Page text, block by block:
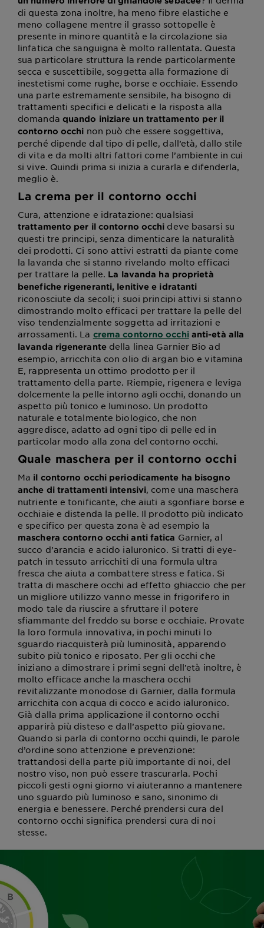
di questa zona inoltre, ha meno fibre elastiche e
meno collagene mentre il grasso sottopelle è
presente in minore quantità e la circolazione sia
linfatica che sanguigna è molto rallentata. Questa
sua particolare struttura la rende particolarmente
secca e suscettibile, soggetta alla formazione di
inestetismi come rughe, borse e occhiaie. Essendo
una parte estremamente sensibile, ha bisogno di
trattamenti specifici e delicati e la risposta alla
domanda quando iniziare un trattamento per il
contorno occhi non può che essere soggettiva,
perché dipende dal tipo di pelle, dall’età, dallo stile
di vita e da molti altri fattori come l’ambiente in cui
si vive. Quindi prima si inizia a curarla e difenderla,
meglio è.
La crema per il contorno occhi
Cura, attenzione e idratazione: qualsiasi
trattamento per il contorno occhi deve basarsi su
questi tre principi, senza dimenticare la naturalità
dei prodotti. Ci sono attivi estratti da piante come
la lavanda che si stanno rivelando molto efficaci
per trattare la pelle. La lavanda ha proprietà
benefiche rigeneranti, lenitive e idratanti
riconosciute da secoli; i suoi principi attivi si stanno
dimostrando molto efficaci per trattare la pelle del
viso tendenzialmente soggetta ad irritazioni e
arrossamenti. La crema contorno occhianti-età alla
lavanda rigenerantedella linea Garnier Bio ad
esempio, arricchita con olio di argan bio e vitamina
E, rappresenta un ottimo prodotto per il
trattamento della parte. Riempie, rigenera e leviga
dolcemente la pelle intorno agli occhi, donando un
aspetto più tonico e luminoso. Un prodotto
naturale e totalmente biologico, che non
aggredisce, adatto ad ogni tipo di pelle ed in
particolar modo alla zona del contorno occhi.
Quale maschera per il contorno occhi
Ma il contorno occhi periodicamente ha bisogno
anche di trattamenti intensivi, come una maschera
nutriente e tonificante, che aiuti a sgonfiare borse e
occhiaie e distenda la pelle. Il prodotto più indicato
e specifico per questa zona è ad esempio la
maschera contorno occhi anti fatica Garnier, al
succo d’arancia e acido ialuronico. Si tratti di eye-
patch in tessuto arricchiti di una formula ultra
fresca che aiuta a combattere stress e fatica. Si
tratta di maschere occhi ad effetto ghiaccio che per
un migliore utilizzo vanno messe in frigorifero in
modo tale da riuscire a sfruttare il potere
sfiammante del freddo su borse e occhiaie. Provate
la loro formula innovativa, in pochi minuti lo
sguardo riacquisterà più luminosità, apparendo
subito più tonico e riposato. Per gli occhi che
iniziano a dimostrare i primi segni dell’età inoltre, è
molto efficace anche la maschera occhi
revitalizzante monodose di Garnier, dalla formula
arricchita con acqua di cocco e acido ialuronico.
Già dalla prima applicazione il contorno occhi
apparirà più disteso e dall’aspetto più giovane.
Quando si parla di contorno occhi quindi, le parole
d’ordine sono attenzione e prevenzione:
trattandosi della parte più importante di noi, del
nostro viso, non può essere trascurarla. Pochi
piccoli gesti ogni giorno vi aiuteranno a mantenere
uno sguardo più luminoso e sano, sinonimo di
energia e benessere. Perché prendersi cura del
contorno occhi significa prendersi cura di noi
stesse.